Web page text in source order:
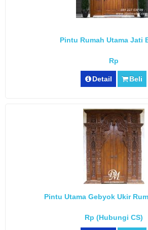
Pintu Rumah Utama Jati
Rp
Detail Beli
Pintu Utama Gebyok Ukir
Rp (Hubungi CS)